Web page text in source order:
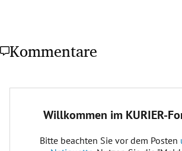
Kommentare